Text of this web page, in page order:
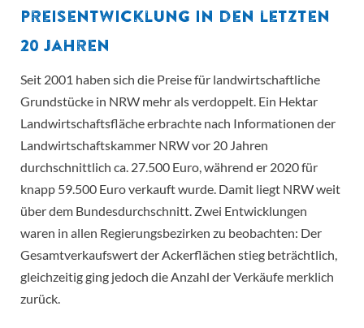
Preisentwicklung in den letzten
20 Jahren
Seit 2001 haben sich die Preise für landwirtschaftliche
Grundstücke in NRW mehr als verdoppelt. Ein Hektar
Landwirtschaftsfläche erbrachte nach Informationen der
Landwirtschaftskammer NRW vor 20 Jahren
durchschnittlich ca. 27.500 Euro, während er 2020 für
knapp 59.500 Euro verkauft wurde. Damit liegt NRW weit
über dem Bundesdurchschnitt. Zwei Entwicklungen
waren in allen Regierungsbezirken zu beobachten: Der
Gesamtverkaufswert der Ackerflächen stieg beträchtlich,
gleichzeitig ging jedoch die Anzahl der Verkäufe merklich
zurück.